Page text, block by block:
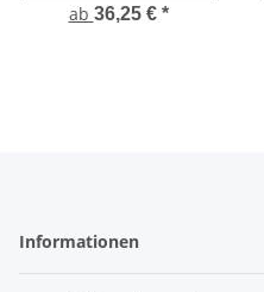
ab 36,25 € *
Informationen